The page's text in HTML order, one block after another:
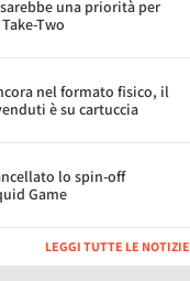
una priorità per
Two
nel formato fisico, il
è su cartuccia
lo spin-off
Game
LEGGI TUTTE LE NOTIZIE